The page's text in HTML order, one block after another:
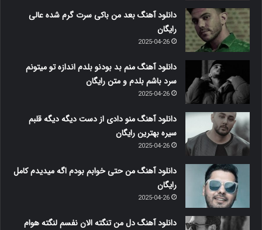
دانلود آهنگ بعد من باکی سرت گرم شده عالی
رایگان
2025-04-26
دانلود آهنگ منم بد بودنو بلدم اندازه تو میتونم
سرد باشم بلدم و متن رایگان
2025-04-26
دانلود آهنگ منو دادی از دست دیگه دیگه قلبم
سیره بهترین رایگان
2025-04-26
دانلود آهنگ من حتی خوابم بودم اگه میدیدم کامل
رایگان
2025-04-26
دانلود آهنگ دل من تنگته الان نفسم لنگته هوام